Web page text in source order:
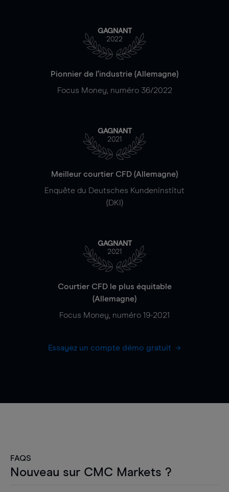
GAGNANT
2022
Pionnier de l'industrie (Allemagne)
Focus Money, numéro 36/2022
GAGNANT
2021
Meilleur courtier CFD (Allemagne)
Enquête du Deutsches Kundeninstitut
(DKI)
GAGNANT
2021
Courtier CFD le plus équitable
(Allemagne)
Focus Money, numéro 19-2021
Essayez un compte démo gratuit
FAQS
Nouveau sur CMC Markets ?